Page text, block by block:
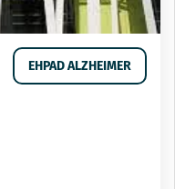
EHPAD ALZHEIMER